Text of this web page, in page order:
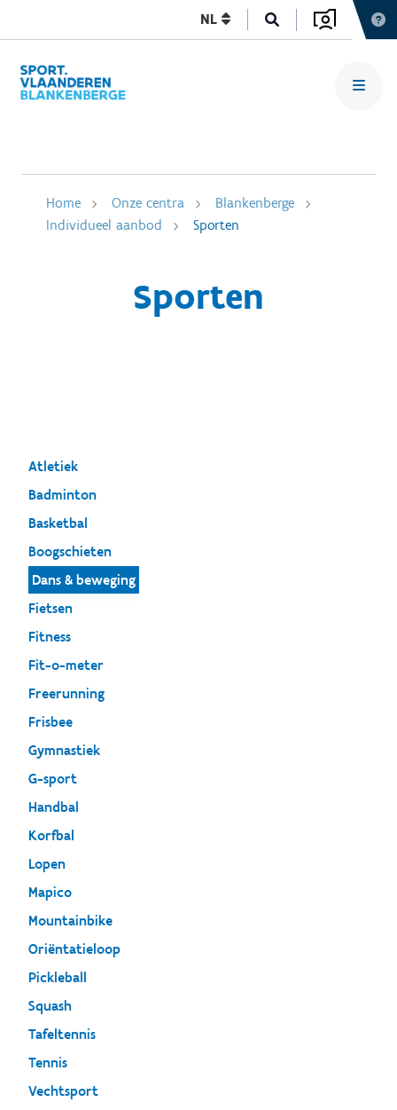
NL
Home Onze centra
Blankenberge
Individueel aanbod
Sporten
Sporten
Atletiek
Badminton
Basketbal
Boogschieten
Dans & beweging
Fietsen
Fitness
Fit-o-meter
Freerunning
Frisbee
Gymnastiek
G-sport
Handbal
Korfbal
Lopen
Mapico
Mountainbike
Oriëntatieloop
Pickleball
Squash
Tafeltennis
Tennis
Vechtsport